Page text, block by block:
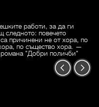
работи, за да ги
следното: повечето
причинени не от хора, по
по същество хора. —
"Добри поличби"